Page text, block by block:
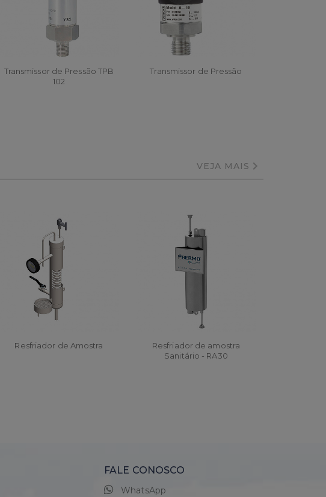
Transmissor de Pressão TPB
102
Transmissor de Pressão
VEJA MAIS
Resfriador de Amostra
Resfriador de amostra
Sanitário - RA30
FALE CONOSCO
WhatsApp